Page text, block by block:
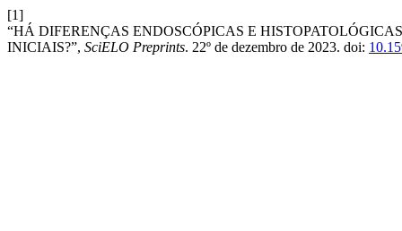
[1]
“HÁ DIFERENÇAS ENDOSCÓPICAS E
INICIAIS?”, SciELO Preprints. 22º de dezembro de 2023. doi: